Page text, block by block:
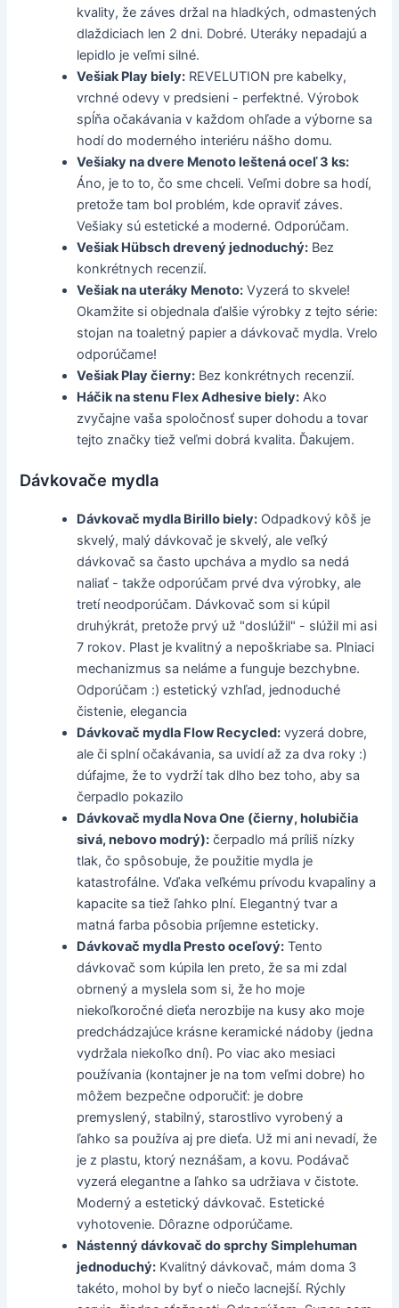
kvality, že záves držal na hladkých, odmastených
dlaždiciach len 2 dni. Dobré. Uteráky nepadajú a
lepidlo je veľmi silné.
Vešiak Play biely: REVELUTION pre kabelky,
vrchné odevy v predsieni - perfektné. Výrobok
spĺňa očakávania v každom ohľade a výborne sa
hodí do moderného interiéru nášho domu.
Vešiaky na dvere Menoto leštená oceľ 3 ks:
Áno, je to to, čo sme chceli. Veľmi dobre sa hodí,
pretože tam bol problém, kde opraviť záves.
Vešiaky sú estetické a moderné. Odporúčam.
Vešiak Hübsch drevený jednoduchý: Bez
konkrétnych recenzií.
Vešiak na uteráky Menoto: Vyzerá to skvele!
Okamžite si objednala ďalšie výrobky z tejto série:
stojan na toaletný papier a dávkovač mydla. Vrelo
odporúčame!
Vešiak Play čierny: Bez konkrétnych recenzií.
Háčik na stenu Flex Adhesive biely: Ako
zvyčajne vaša spoločnosť super dohodu a tovar
tejto značky tiež veľmi dobrá kvalita. Ďakujem.
Dávkovače mydla
Dávkovač mydla Birillo biely: Odpadkový kôš je
skvelý, malý dávkovač je skvelý, ale veľký
dávkovač sa často upcháva a mydlo sa nedá
naliať - takže odporúčam prvé dva výrobky, ale
tretí neodporúčam. Dávkovač som si kúpil
druhýkrát, pretože prvý už "doslúžil" - slúžil mi asi
7 rokov. Plast je kvalitný a nepoškriabe sa. Plniaci
mechanizmus sa neláme a funguje bezchybne.
Odporúčam :) estetický vzhľad, jednoduché
čistenie, elegancia
Dávkovač mydla Flow Recycled: vyzerá dobre,
ale či splní očakávania, sa uvidí až za dva roky :)
dúfajme, že to vydrží tak dlho bez toho, aby sa
čerpadlo pokazilo
Dávkovač mydla Nova One (čierny, holubičia
sivá, nebovo modrý): čerpadlo má príliš nízky
tlak, čo spôsobuje, že použitie mydla je
katastrofálne. Vďaka veľkému prívodu kvapaliny a
kapacite sa tiež ľahko plní. Elegantný tvar a
matná farba pôsobia príjemne esteticky.
Dávkovač mydla Presto oceľový: Tento
dávkovač som kúpila len preto, že sa mi zdal
obrnený a myslela som si, že ho moje
niekoľkoročné dieťa nerozbije na kusy ako moje
predchádzajúce krásne keramické nádoby (jedna
vydržala niekoľko dní). Po viac ako mesiaci
používania (kontajner je na tom veľmi dobre) ho
môžem bezpečne odporučiť: je dobre
premyslený, stabilný, starostlivo vyrobený a
ľahko sa používa aj pre dieťa. Už mi ani nevadí, že
je z plastu, ktorý neznášam, a kovu. Podávač
vyzerá elegantne a ľahko sa udržiava v čistote.
Moderný a estetický dávkovač. Estetické
vyhotovenie. Dôrazne odporúčame.
Nástenný dávkovač do sprchy Simplehuman
jednoduchý: Kvalitný dávkovač, mám doma 3
takéto, mohol by byť o niečo lacnejší. Rýchly